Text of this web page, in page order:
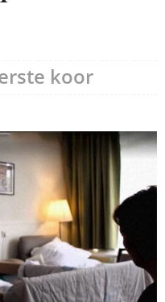
koor
ik de
in je mailbox.